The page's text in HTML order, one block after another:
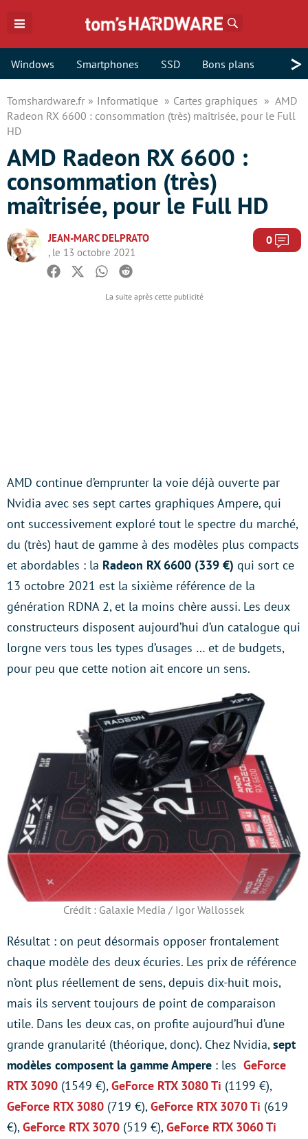
Windows Smartphones SSD Bons plans >
Tomshardware.fr Informatique Cartes graphiques
AMD
Radeon RX 6600 : consommation (très) maîtrisée, pour le Full
HD
AMD Radeon RX 6600 :
consommation (très)
maîtrisée, pour le Full HD
JEAN-MARC DELPRATO
, le 13 octobre 2021
0
Facebook
TwitterWhatsapp
Reddit
AMD continue d’emprunter la voie déjà ouverte par
Nvidia avec ses sept cartes graphiques Ampere, qui
ont successivement exploré tout le spectre du marché,
du (très) haut de gamme à des modèles plus compacts
et abordables : la Radeon RX 6600 (339 €) qui sort ce
13 octobre 2021 est la sixième référence de la
génération RDNA 2, et la moins chère aussi. Les deux
constructeurs disposent aujourd’hui d’un catalogue qui
lorgne vers tous les types d’usages … et de budgets,
pour peu que cette notion ait encore un sens.
Crédit : Galaxie Media / Igor Wallossek
Résultat : on peut désormais opposer frontalement
chaque modèle des deux écuries. Les prix de référence
n’ont plus réellement de sens, depuis dix-huit mois,
mais ils servent toujours de point de comparaison
utile. Dans les deux cas, on profite aujourd’hui d’une
grande granularité (théorique, donc). Chez Nvidia,sept
modèles composent la gamme Ampere : les GeForce
RTX 3090 (1549 €),GeForce RTX 3080 Ti (1199 €),
GeForce RTX 3080 (719 €),GeForce RTX 3070 Ti (619
€),GeForce RTX 3070 (519 €),GeForce RTX 3060 Ti